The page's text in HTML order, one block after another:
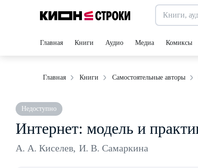
Главная Книги Аудио Медиа Комиксы
Главная Книги Самостоятельные авторы
Недоступно
Интернет: модель и
А. А. Киселев, И. В. Самаркина